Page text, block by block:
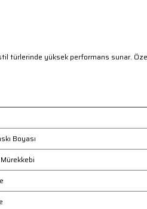
türlerinde yüksek performans sunar.
Boyası